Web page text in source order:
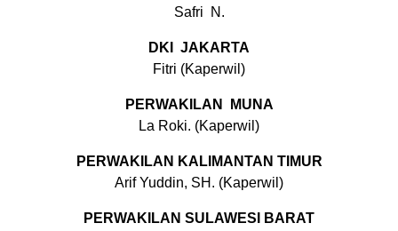
Safri N.
DKI JAKARTA
Fitri (Kaperwil)
PERWAKILAN MUNA
La Roki. (Kaperwil)
PERWAKILAN KALIMANTAN TIMUR
Arif Yuddin, SH. (Kaperwil)
PERWAKILAN SULAWESI BARAT